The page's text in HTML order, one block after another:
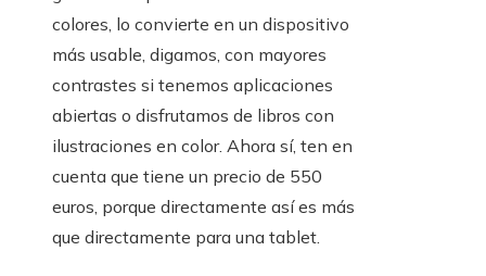
colores, lo convierte en un dispositivo
más usable, digamos, con mayores
contrastes si tenemos aplicaciones
abiertas o disfrutamos de libros con
ilustraciones en color. Ahora sí, ten en
cuenta que tiene un precio de 550
euros, porque directamente así es más
que directamente para una tablet.